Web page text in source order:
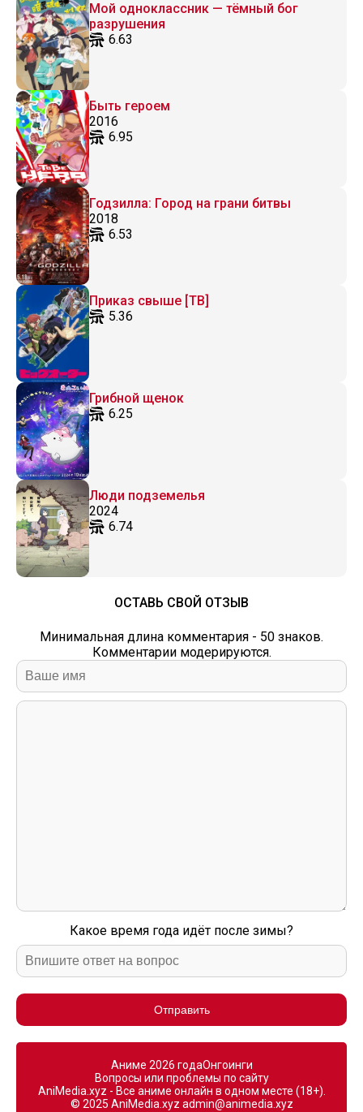
Мой одноклассник — тёмный бог
разрушения
6.63
Быть героем
2016
6.95
Годзилла: Город на грани битвы
2018
6.53
Приказ свыше [ТВ]
5.36
Грибной щенок
6.25
Люди подземелья
2024
6.74
ОСТАВЬ СВОЙ ОТЗЫВ
Минимальная длина комментария - 50 знаков.
Комментарии модерируются.
Какое время года идёт после зимы?
Отправить
Аниме 2026 годаОнгоинги
Вопросы или проблемы по сайту
AniMedia.xyz - Все аниме онлайн в одном месте (18+).
© 2025 AniMedia.xyz admin@animedia.xyz